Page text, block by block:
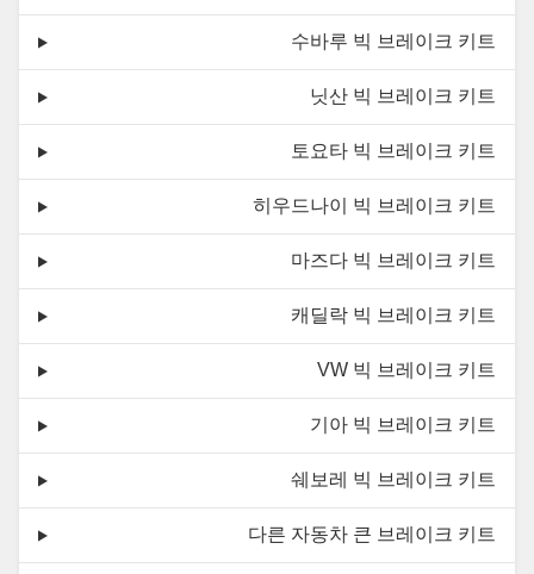
수바루 빅 브레이크 키트
닛산 빅 브레이크 키트
토요타 빅 브레이크 키트
히우드나이 빅 브레이크 키트
마즈다 빅 브레이크 키트
캐딜락 빅 브레이크 키트
VW 빅 브레이크 키트
기아 빅 브레이크 키트
쉐보레 빅 브레이크 키트
다른 자동차 큰 브레이크 키트